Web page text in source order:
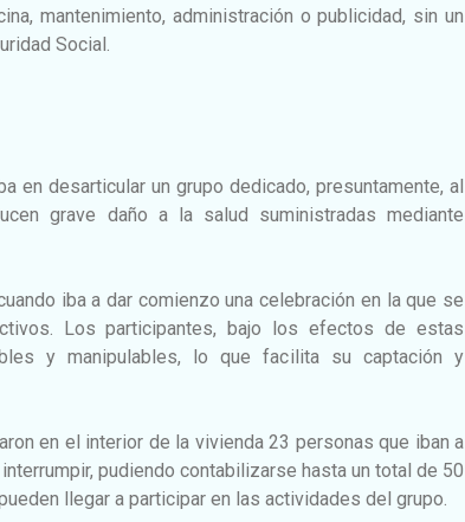
mantenimiento, administración o publicidad, sin un
Social.
en desarticular un grupo dedicado, presuntamente, al
grave daño a la salud suministradas mediante
iba a dar comienzo una celebración en la que se
Los participantes, bajo los efectos de estas
y manipulables, lo que facilita su captación y
en el interior de la vivienda 23 personas que iban a
pudiendo contabilizarse hasta un total de 50
llegar a participar en las actividades del grupo.